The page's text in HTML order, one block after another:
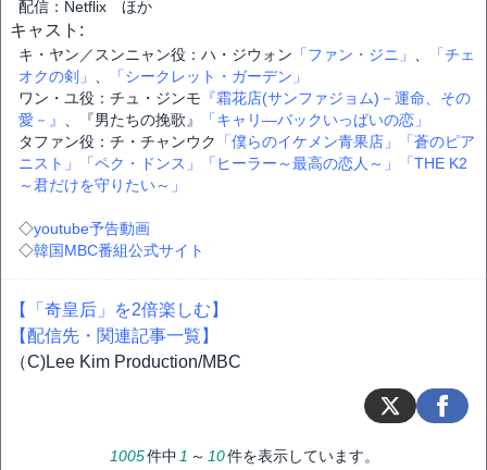
配信：Netflix ほか
キャスト:
キ・ヤン／スンニャン役：ハ・ジウォン 「ファン・ジニ」
「チェ
オクの剣」
「シークレット・ガーデン」
ワン・ユ役：チュ・ジンモ 『霜花店(サンファジョム)－運命、その
愛－』
、『男たちの挽歌』
「キャリ―バックいっぱいの恋」
タファン役：チ・チャンウク
「僕らのイケメン青果店」
「蒼のピア
ニスト」
「ペク・ドンス」 「ヒーラー～最高の恋人～」
「THE K2
～君だけを守りたい～」
◇youtube予告動画
◇韓国MBC番組公式サイト
【「奇皇后」を2倍楽しむ】
【配信先・関連記事一覧】
（C)Lee Kim Production/MBC
1005件中 1 ～ 10件を表示しています。